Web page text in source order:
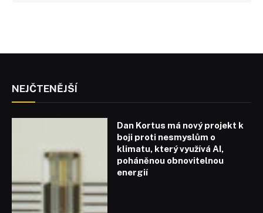
NEJČTENĚJŠÍ
Dan Kortus má nový projekt k
boji proti nesmyslům o
klimatu, který využívá AI,
poháněnou obnovitelnou
energií